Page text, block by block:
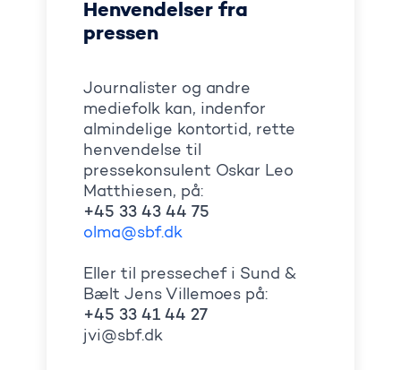
Henvendelser fra
pressen
Journalister og andre
mediefolk kan, indenfor
almindelige kontortid, rette
henvendelse til
pressekonsulent Oskar Leo
Matthiesen, på:
+45 33 43 44 75
olma@sbf.dk
Eller til pressechef i Sund &
Bælt Jens Villemoes på:
+45 33 41 44 27
jvi@sbf.dk